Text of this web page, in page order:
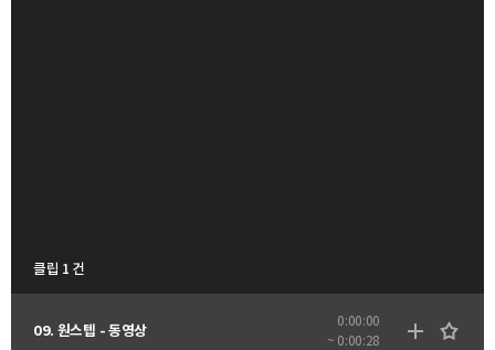
클립 1 건
09. 원스텝 - 동영상
0:00:00
~ 0:00:28